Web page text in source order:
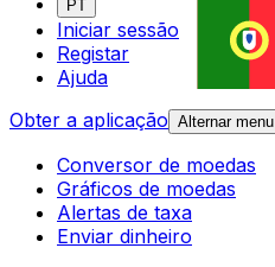
PT
Iniciar sessão
Registar
Ajuda
Obter a aplicação Alternar menu
Conversor de moedas
Gráficos de moedas
Alertas de taxa
Enviar dinheiro